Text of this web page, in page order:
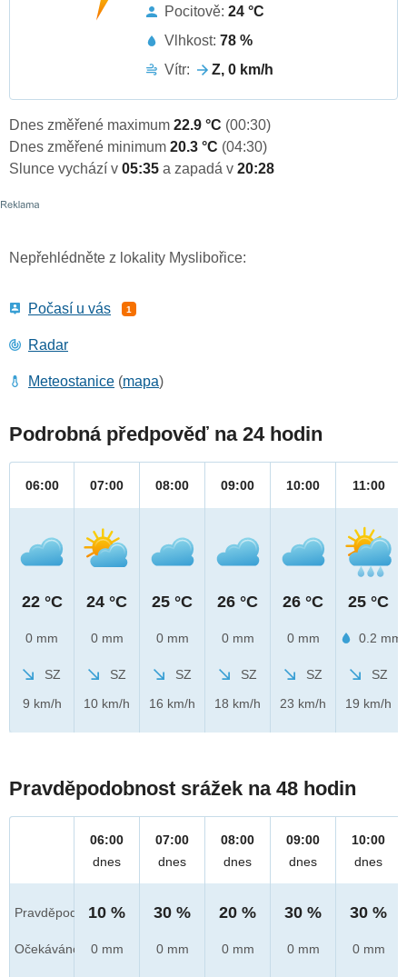
Pocitově: 24 °C
Vlhkost: 78 %
Vítr:
Z, 0 km/h
Dnes změřené maximum 22.9 °C (00:30)
Dnes změřené minimum 20.3 °C (04:30)
Slunce vychází v 05:35 a zapadá v 20:28
Nepřehlédněte z lokality Myslibořice:
Počasí u vás 1
Radar
Meteostanice (mapa)
Podrobná předpověď na 24 hodin
06:00
22 °C
0 mm
SZ
9 km/h
07:00
24 °C
0 mm
SZ
10 km/h
08:00
25 °C
0 mm
SZ
16 km/h
09:00
26 °C
0 mm
SZ
18 km/h
10:00
26 °C
0 mm
SZ
23 km/h
11:00
25 °C
0.2 mm
SZ
19 km/h
Pravděpodobnost srážek na 48 hodin
Pravděpod.
Očekáváno
06:00
dnes
10 %
0 mm
07:00
dnes
30 %
0 mm
08:00
dnes
20 %
0 mm
09:00
dnes
30 %
0 mm
10:00
dnes
30 %
0 mm